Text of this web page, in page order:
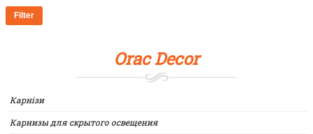
Filter
Orac Decor
Карнізи
Карнизы для скрытого освещения